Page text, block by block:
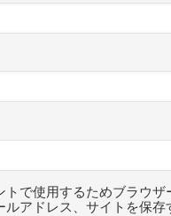
トで使用するためブラウザ
ルアドレス、サイトを保存